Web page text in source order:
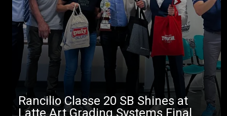
Rancilio Classe 20 SB Shines at
Latte Art Grading Systems Final